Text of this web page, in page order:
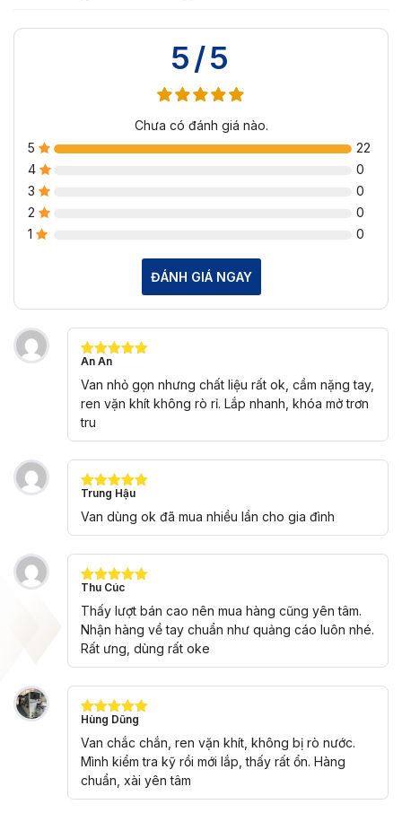
5/5
Chưa có đánh giá nào.
5
22
4
0
3
0
2
0
1
0
ĐÁNH GIÁ NGAY
Được xếp
hạng
5
5
sao
An An
Van nhỏ gọn nhưng chất liệu rất ok, cầm nặng tay,
ren vặn khít không rò rỉ. Lắp nhanh, khóa mở trơn
tru
Được xếp
hạng 55
sao
Trung Hậu
Van dùng ok đã mua nhiều lần cho gia đình
Được xếp
hạng
5 5
sao
Thu Cúc
Thấy lượt bán cao nên mua hàng cũng yên tâm.
Nhận hàng về tay chuẩn như quảng cáo luôn nhé.
Rất ưng, dùng rất oke
Được xếp
hạng
5 5
sao
Hùng Dũng
Van chắc chắn, ren vặn khít, không bị rò nước.
Mình kiểm tra kỹ rồi mới lắp, thấy rất ổn. Hàng
chuẩn, xài yên tâm